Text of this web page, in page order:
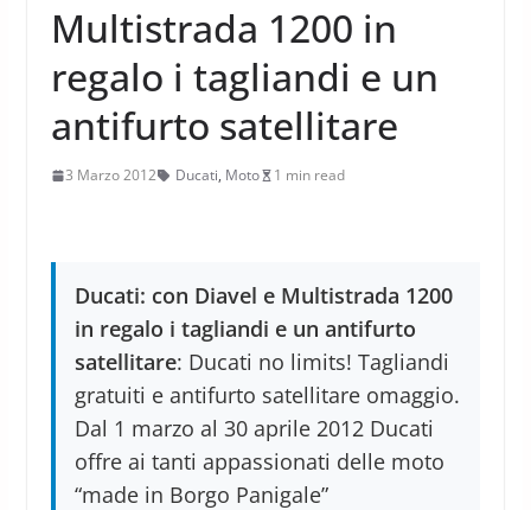
Multistrada 1200 in
regalo i tagliandi e un
antifurto satellitare
3 Marzo 2012 Ducati, Moto 1 min read
Ducati: con Diavel e Multistrada 1200
in regalo i tagliandi e un antifurto
satellitare: Ducati no limits! Tagliandi
gratuiti e antifurto satellitare omaggio.
Dal 1 marzo al 30 aprile 2012 Ducati
offre ai tanti appassionati delle moto
“made in Borgo Panigale”